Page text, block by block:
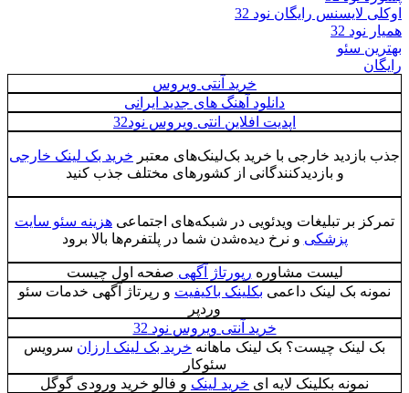
اوکلی لایسنس رایگان نود 32
همیار نود 32
بهترین سئو
رایگان
خرید آنتی ویروس
دانلود آهنگ های جدید ایرانی
اپدیت افلاین انتی ویروس نود32
جذب بازدید خارجی با خرید بک‌لینک‌های معتبر خرید بک لینک خارجی
و بازدیدکنندگانی از کشورهای مختلف جذب کنید
تمرکز بر تبلیغات ویدئویی در شبکه‌های اجتماعی هزینه سئو سایت
پزشکی و نرخ دیده‌شدن شما در پلتفرم‌ها بالا برود
لیست مشاوره رپورتاژ آگهی صفحه اول چیست
نمونه بک لینک داعمی بکلینک باکیفیت و رپرتاژ آگهی خدمات سئو
وردپر
خرید آنتی ویروس نود 32
بک لینک چیست؟ بک لینک ماهانه خرید بک لینک ارزان سرویس
سئوکار
نمونه بکلینک لایه ای خرید لینک و فالو خرید ورودی گوگل